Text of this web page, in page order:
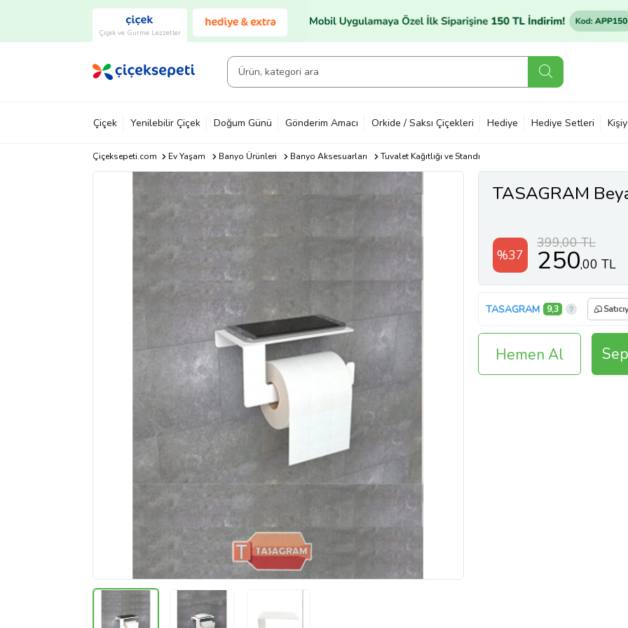
Çiçek ve Gurme Lezzetler
Çiçek Yenilebilir Çiçek Doğum Günü Gönderim Amacı Orkide / Saksı Çiçekleri Hediye Hediye Setleri
Çiçeksepeti.com Ev Yaşam Banyo Ürünleri Banyo Aksesuarları Tuvalet Kağıtlığı ve Standı
TASAGRAM
%37
399,00 TL
250,00 TL
TASAGRAM 9,3
Hemen Al